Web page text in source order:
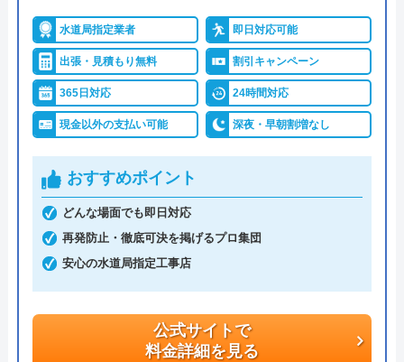
水道修理ルートがおすすめの理由
株式会社クリーンライフが運営する水まわり修理サ
ービス「水道修理ルート」は、水道局指定工事店の
関東・中部・近畿・中国と全国規模で対応エリアを
展開しており、各エリアの水道局から認定を受けて
います。
相談の受付は24時間体制かつ365日対応しており、
相談から出張・見積もりまでの費用は発生しませ
ん。
さらに最短15分での駆けつけで非常にスピーディな
水道局指定業者 即日対応可能
出張・見積もり無料 割引キャンペーン
365日対応 24時間対応
現金以外の支払い可能 深夜・早朝割増なし
おすすめポイント
どんな場面でも即日対応
再発防止・徹底可決を掲げるプロ集団
安心の水道局指定工事店
公式サイトで
料金詳細を見る